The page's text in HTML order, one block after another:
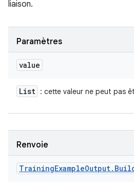
liaison.
Paramètres
value
List : cette valeur ne peut pas
Renvoie
TrainingExampleOutput.